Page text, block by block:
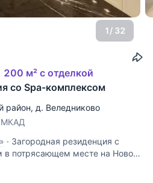
1/ 32
м² с отделкой
со Spa-комплексом
район, д. Веледниково
МКАД
· Загородная резиденция с
в потрясающем месте на Ново-
Предлагается к